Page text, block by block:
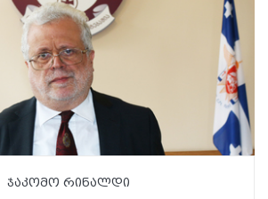
ჯაკომო რინალდი